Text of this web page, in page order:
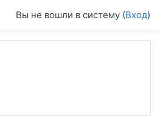
Вы не вошли в систему (Вход)